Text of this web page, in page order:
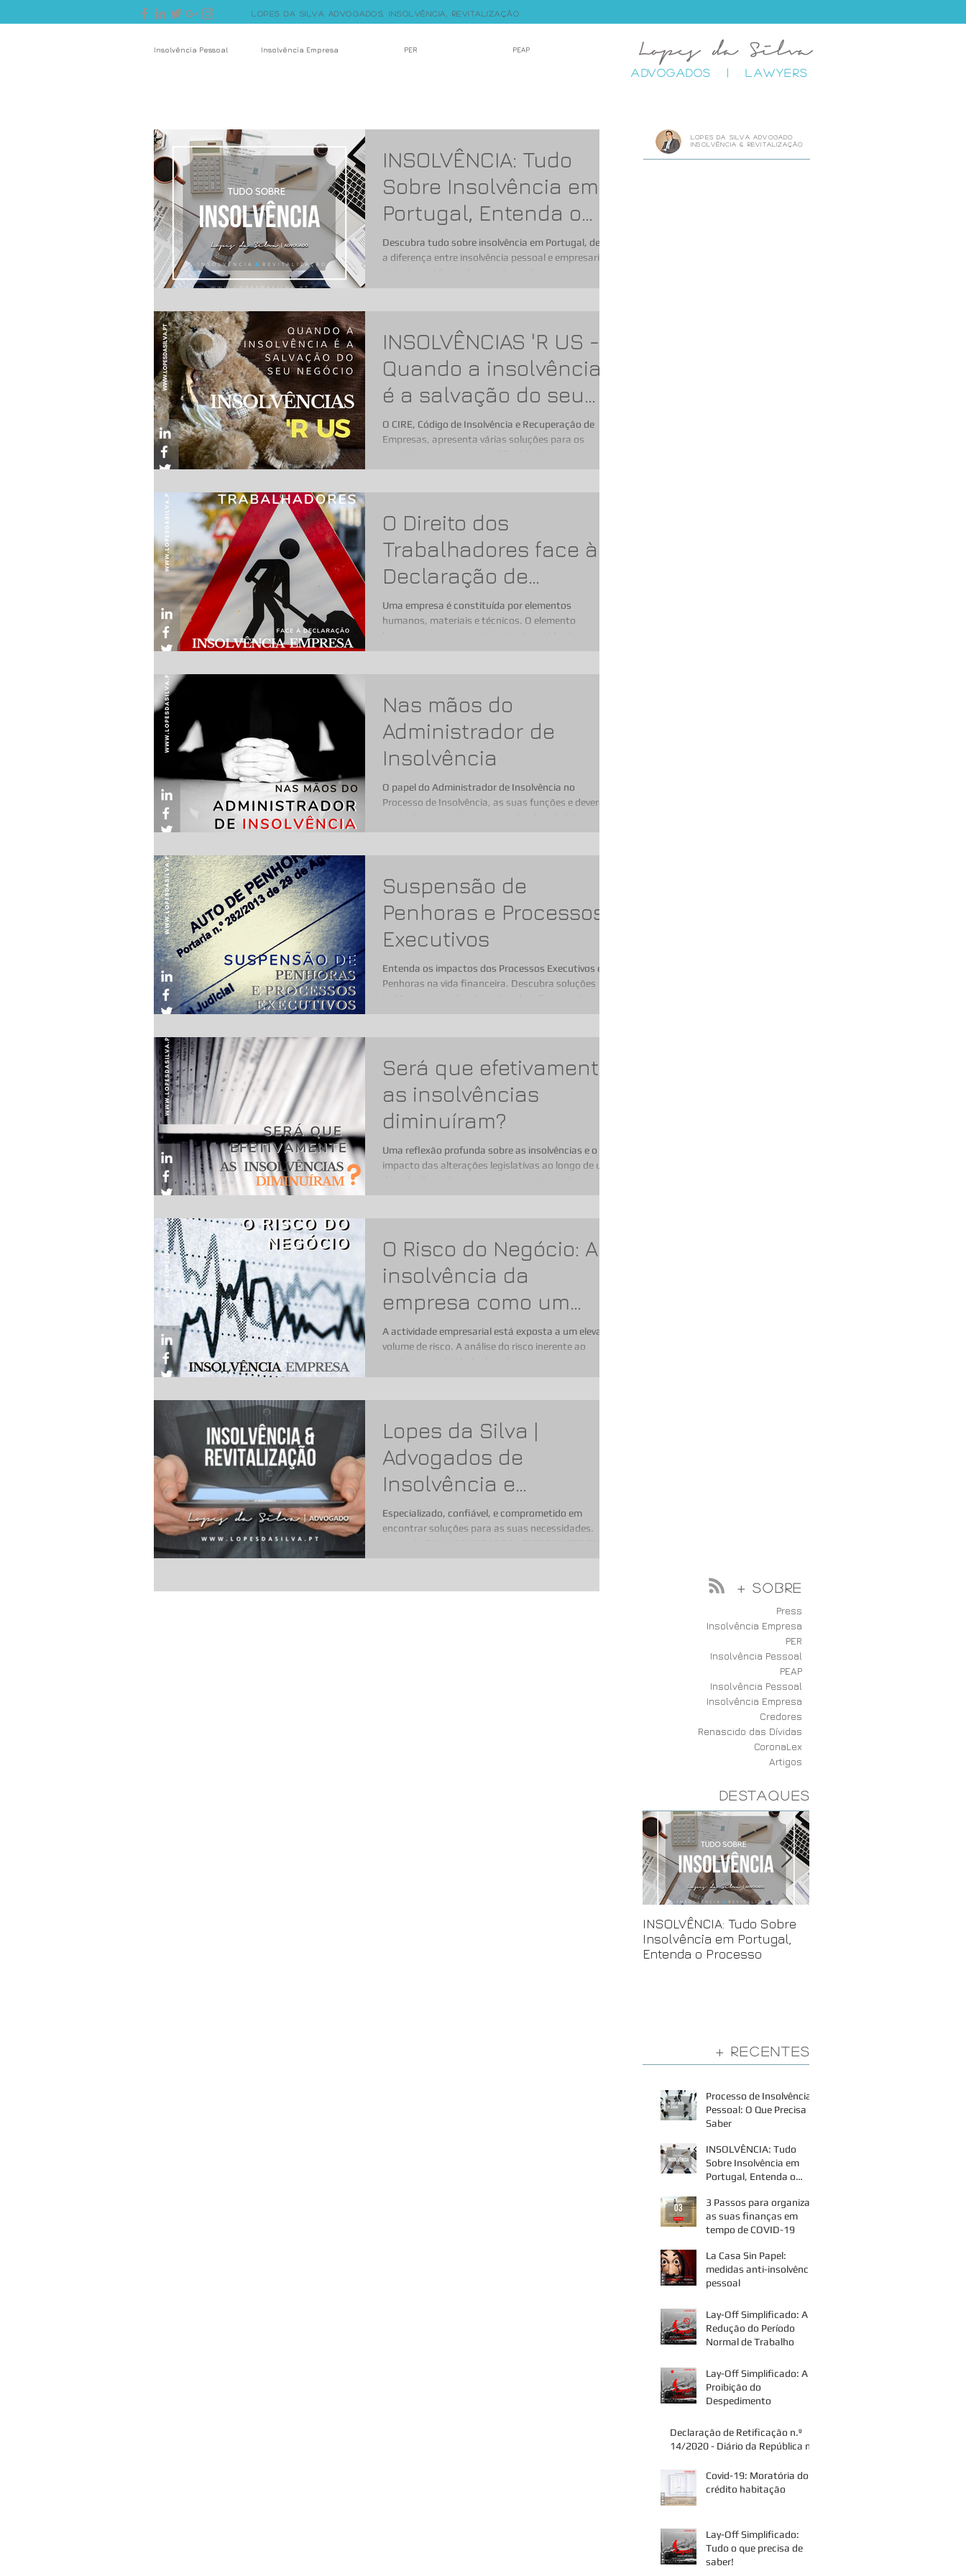
Insolvência Pessoal Insolvência Empresa PER PEAP
Lopes da Silva Advogados, Insolvência, Revitalização
ADVOGADOS | LAWYERS
INSOLVÊNCIA: Tudo
Sobre Insolvência em
Portugal, Entenda o
Processo
Descubra tudo sobre insolvência em Portugal, desde
a diferença entre insolvência pessoal e empresarial
INSOLVÊNCIAS 'R US -
Quando a insolvência
é a salvação do seu
negócio.
O CIRE, Código de Insolvência e Recuperação de
Empresas, apresenta várias soluções para os
O Direito dos
Trabalhadores face à
Declaração de
Insolvência da
Empresa
Uma empresa é constituída por elementos
humanos, materiais e técnicos. O elemento
Nas mãos do
Administrador de
Insolvência
O papel do Administrador de Insolvência no
Processo de Insolvência, as suas funções e deveres e
Suspensão de
Penhoras e Processos
Executivos
Entenda os impactos dos Processos Executivos e
Penhoras na vida financeira. Descubra soluções
Será que efetivamente
as insolvências
diminuíram?
Uma reflexão profunda sobre as insolvências e o
impacto das alterações legislativas ao longo de uma
O Risco do Negócio: A
insolvência da
empresa como um
risco permanente.
A actividade empresarial está exposta a um elevado
volume de risco. A análise do risco inerente ao
Lopes da Silva |
Advogados de
Insolvência e
Revitalização
Especializado, confiável, e comprometido em
encontrar soluções para as suas necessidades.
lOPES DA SIlva advogado
insolvência & revitalização
+ sobre
Press
Insolvência Empresa
PER
Insolvência Pessoal
PEAP
Insolvência Pessoal
Insolvência Empresa
Credores
Renascido das Dívidas
CoronaLex
Artigos
destaques
INSOLVÊNCIA: Tudo Sobre
Insolvência em Portugal,
Entenda o Processo
+ Recentes
Processo de Insolvência
Pessoal: O Que Precisa
Saber
INSOLVÊNCIA: Tudo
Sobre Insolvência em
Portugal, Entenda o
3 Passos para organizar
as suas finanças em
tempo de COVID-19
La Casa Sin Papel:
medidas anti-insolvência
pessoal
Lay-Off Simplificado: A
Redução do Período
Normal de Trabalho
Lay-Off Simplificado: A
Proibição do
Despedimento
Declaração de Retificação n.º
14/2020 - Diário da República n.º
28
Covid-19: Moratória do
crédito habitação
Lay-Off Simplificado:
Tudo o que precisa de
saber!